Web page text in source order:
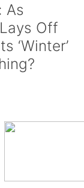
As
Off
‘Winter’